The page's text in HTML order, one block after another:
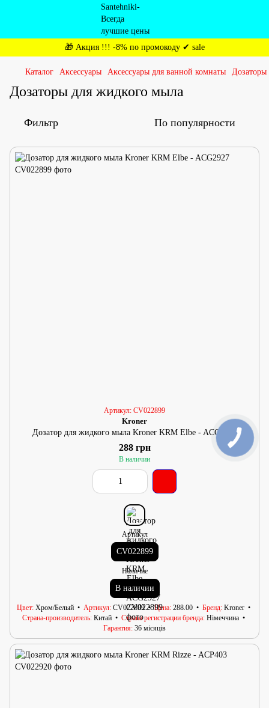
🎁 Акция !!! -8% по промокоду ✔ sale
Каталог Аксессуары Аксессуары для ванной комнаты
Дозаторы для жидкого мыла
Фильтр По популярности
Артикул: CV022899
Kroner
Дозатор для жидкого мыла Kroner KRM Elbe - ACG2927
288 грн
В наличии
Артикул
CV022899
Наличие
В наличии
Цвет Хром/Белый Артикул CV022899 Цена 288.00 Бренд Kroner
Страна-производитель Китай Страна регистрации бренда Німеччина
Гарантия 36 місяців